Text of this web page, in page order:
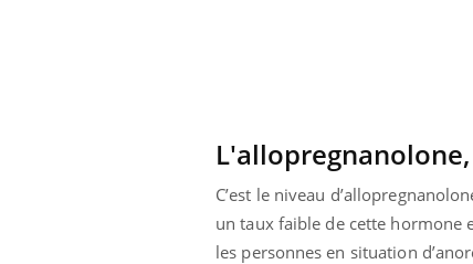
C’est le niveau
un taux faible de cette hormone
les personnes en situation